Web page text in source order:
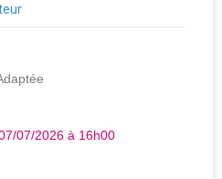
07/2026 à 16h00